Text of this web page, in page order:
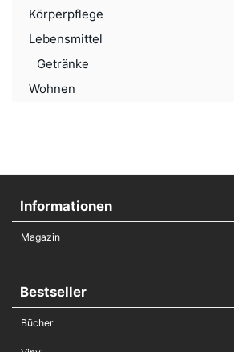
Körperpflege
Lebensmittel
Getränke
Wohnen
Informationen
Magazin
Bestseller
Bücher